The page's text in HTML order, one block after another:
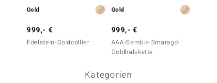
Gold
999,- €
Edelstein-Goldcollier
Gold
999,- €
AAA-Sambia-Smaragd-
Goldhalskette
Kategorien